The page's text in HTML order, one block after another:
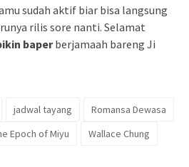
sudah aktif biar bisa langsung
rilis sore nanti. Selamat
baperberjamaah bareng Ji
jadwal tayang
Romansa Dewasa
Epoch of Miyu
Wallace Chung